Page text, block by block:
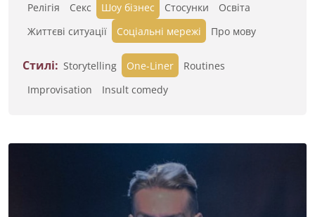
Релігія
Секс Шоу бізнес Стосунки
Освіта
Життєві ситуації
Cоціальні мережі Про мову
Стилі: Storytelling One-Liner
Routines
Improvisation
Insult comedy